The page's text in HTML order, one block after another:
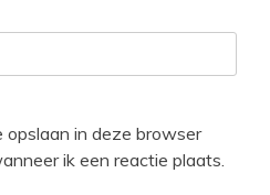
opslaan in deze browser
ik een reactie plaats.